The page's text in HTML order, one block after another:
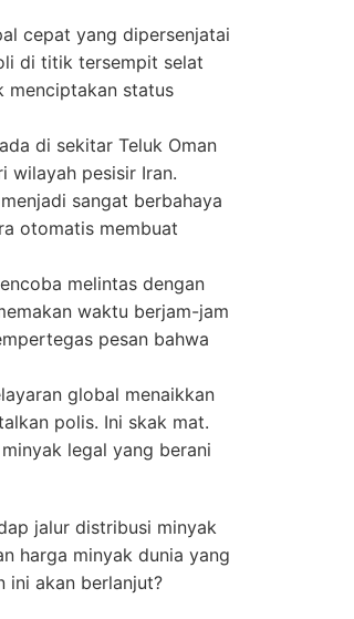
cepat yang dipersenjatai
di titik tersempit selat
menciptakan status
di sekitar Teluk Oman
wilayah pesisir Iran.
sangat berbahaya
otomatis membuat
melintas dengan
waktu berjam-jam
pesan bahwa
global menaikkan
polis. Ini skak mat.
legal yang berani
jalur distribusi minyak
harga minyak dunia yang
ini akan berlanjut?